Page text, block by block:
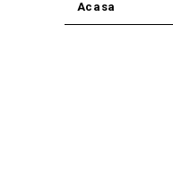
Acasa